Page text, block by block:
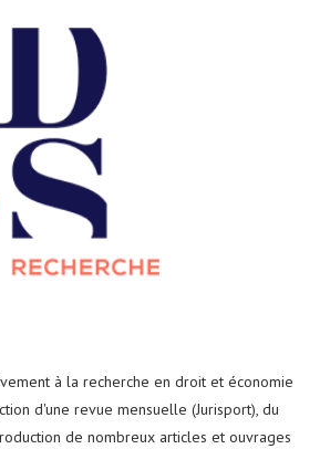
à la recherche en droit et économie
d'une revue mensuelle (Jurisport), du
de nombreux articles et ouvrages